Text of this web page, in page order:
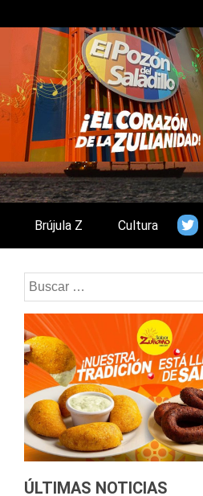
Brújula Z Cultura
Buscar:
ÚLTIMAS NOTICIAS